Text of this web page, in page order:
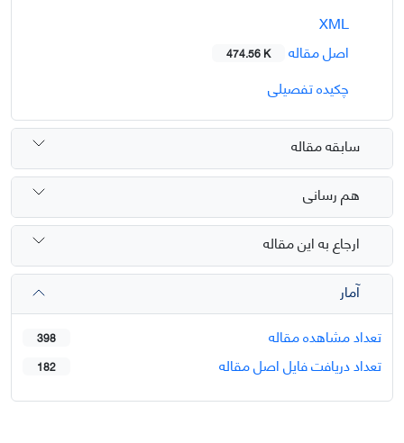
اصل مقاله
474.56 K
چکیده تفصیلی
سابقه مقاله
هم رسانی
ارجاع به این مقاله
آمار
تعداد مشاهده مقاله
398
تعداد دریافت فایل اصل مقاله 182